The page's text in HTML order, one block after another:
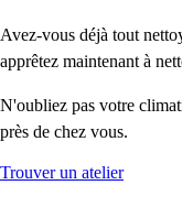
Avez-vous déjà tout
apprêtez maintenant à
N'oubliez pas votre
près de chez vous.
Trouver un atelier